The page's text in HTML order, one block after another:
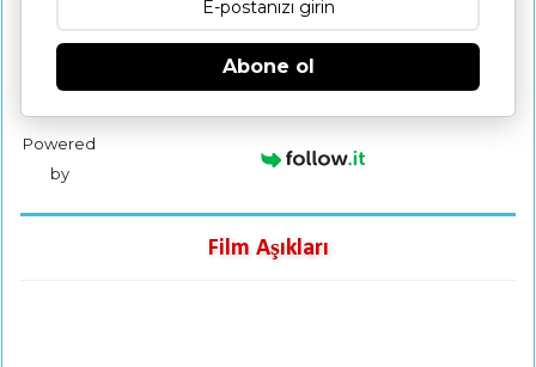
Abone ol
Powered
by
Film Aşıkları